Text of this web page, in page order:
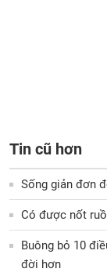
Tin cũ hơn
Sống giản đơn
Có được nốt
Buông bỏ 10
đời hơn